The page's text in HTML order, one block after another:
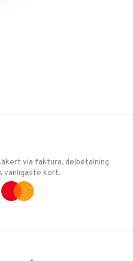
via faktura, delbetalning
vanligaste kort.